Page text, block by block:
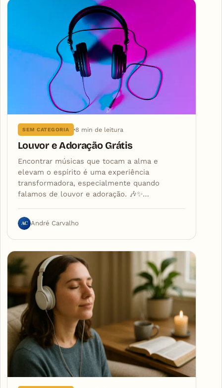
SEM CATEGORIA 8 min de leitura
Louvor e Adoração Grátis
Encontrar músicas que tocam a alma e
elevam o espírito é uma experiência
transformadora, especialmente quando
falamos de louvor e adoração. 🎶✨…
AC André Carvalho